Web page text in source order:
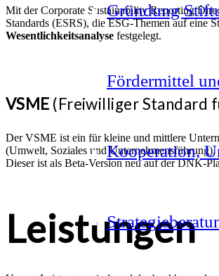
Gründung
Fördermittel
Kooperation,
Mit der Corporate Sustainability Reporting
Standards (ESRS), die ESG-Themen auf eine
Wesentlichkeitsanalyse festgelegt.
VSME (Freiwilliger Standard
Der VSME ist ein für kleine und mittlere
(Umwelt, Soziales und
Dieser ist als Beta-Version neu auf der DNK-
Leistungen